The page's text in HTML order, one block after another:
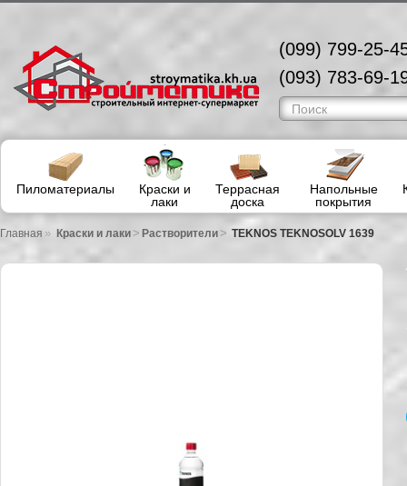
(099) 799-25-
(093) 783-69-
Пиломатериалы
Краски и
лаки
Террасная
доска
Напольные
покрытия
Главная » Краски и лаки > Растворители > TEKNOS TEKNOSOLV 1639